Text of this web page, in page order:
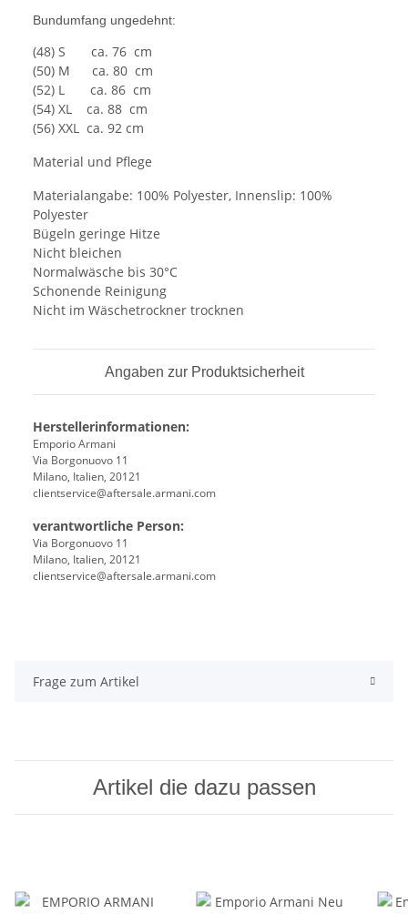
Bundumfang ungedehnt:
(48) S ca. 76 cm
(50) M ca. 80 cm
(52) L ca. 86 cm
(54) XL ca. 88 cm
(56) XXL ca. 92 cm
Material und Pflege
Materialangabe: 100% Polyester, Innenslip: 100%
Polyester
Bügeln geringe Hitze
Nicht bleichen
Normalwäsche bis 30°C
Schonende Reinigung
Nicht im Wäschetrockner trocknen
Angaben zur Produktsicherheit
Herstellerinformationen:
Emporio Armani
Via Borgonuovo 11
Milano, Italien, 20121
clientservice@aftersale.armani.com
verantwortliche Person:
Via Borgonuovo 11
Milano, Italien, 20121
clientservice@aftersale.armani.com
Frage zum Artikel
Artikel die dazu passen